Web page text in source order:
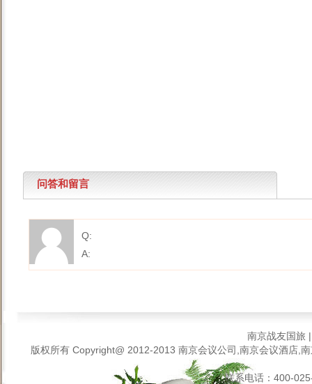
问答和留言
Q:
A:
南京战友国旅
版权所有 Copyright@ 2012-2013 南京会议公司,南京会议酒店,
联系电话：400-